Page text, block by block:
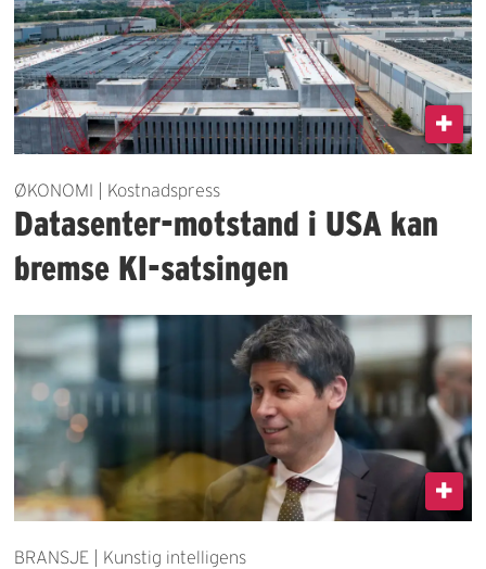
ØKONOMI | Kostnadspress
Datasenter-motstand i USA kan
bremse KI-satsingen
BRANSJE | Kunstig intelligens